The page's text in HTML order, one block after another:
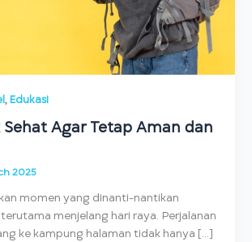
, Edukasi
Sehat Agar Tetap Aman dan
2025
momen yang dinanti-nantikan
menjelang hari raya. Perjalanan
ke kampung halaman tidak hanya […]